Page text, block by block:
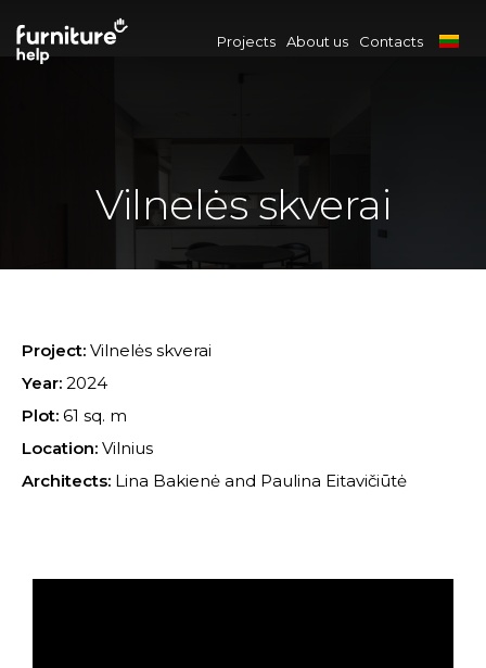
Projects About us Contacts
Vilnelės skverai
Project: Vilnelės skverai
Year: 2024
Plot: 61 sq. m
Location: Vilnius
Architects: Lina Bakienė and Paulina Eitavičiūtė